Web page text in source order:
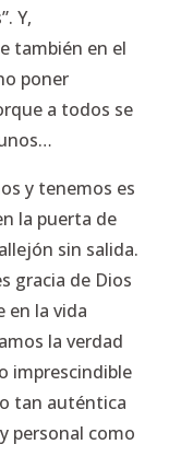
Y,
también en el
poner
a todos se
y tenemos es
la puerta de
sin salida.
gracia de Dios
en la vida
la verdad
imprescindible
tan auténtica
personal como